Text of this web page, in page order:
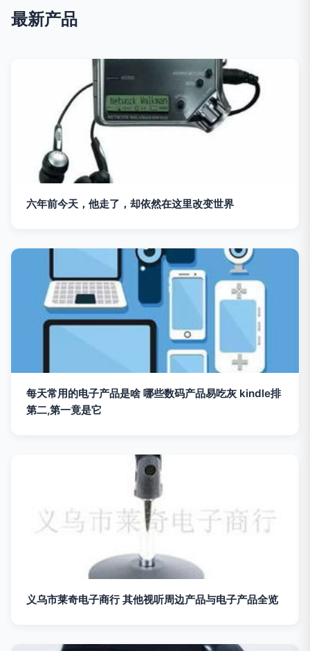
最新产品
六年前今天，他走了，却依然在这里改变世界
每天常用的电子产品是啥 哪些数码产品易吃灰 kindle排
第二,第一竟是它
义乌市莱奇电子商行 其他视听周边产品与电子产品全览